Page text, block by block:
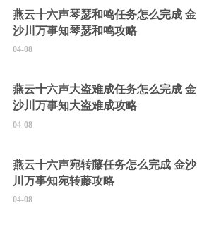
燕云十六声琴瑟和鸣任务怎么完成 金
沙川万事知琴瑟和鸣攻略
04-08
燕云十六声大盗难成任务怎么完成 金
沙川万事知大盗难成攻略
04-08
燕云十六声宛转藤任务怎么完成 金沙
川万事知宛转藤攻略
04-08